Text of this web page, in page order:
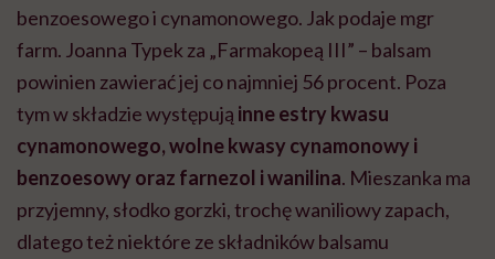
benzoesowego i cynamonowego. Jak podaje mgr
farm. Joanna Typek za „Farmakopeą III” – balsam
powinien zawierać jej co najmniej 56 procent. Poza
tym w składzie występują inne estry kwasu
cynamonowego, wolne kwasy cynamonowy i
benzoesowy oraz farnezol i wanilina. Mieszanka ma
przyjemny, słodko gorzki, trochę waniliowy zapach,
dlatego też niektóre ze składników balsamu